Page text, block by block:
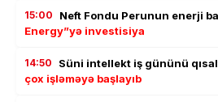
15:00 Neft Fondu Perunun enerji
Energy”yə investisiya
14:50 Süni intellekt iş gününü
çox işləməyə başlayıb